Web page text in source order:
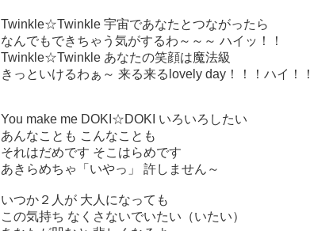
Twinkle☆Twinkle 宇宙であなたとつながったら
なんでもできちゃう気がするわ～～～ ハイッ！！
Twinkle☆Twinkle あなたの笑顔は魔法級
きっといけるわぁ～ 来る来るlovely day！！！ハイ！！
You make me DOKI☆DOKI いろいろしたい
あんなことも こんなことも
それはだめです そこはらめです
あきらめちゃ「いやっ」 許しません～
いつか２人が 大人になっても
この気持ち なくさないでいたい（いたい）